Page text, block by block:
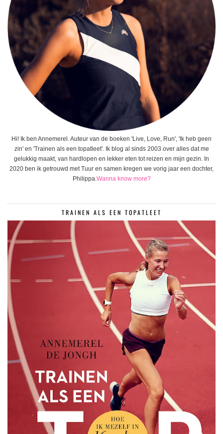
Hi! Ik ben Annemerel. Auteur van de boeken 'Live, Love, Run', 'Ik heb geen
zin' en 'Trainen als een topatleet'. Ik blog al sinds 2003 over alles dat me
gelukkig maakt, van hardlopen en lekker eten tot reizen en mijn gezin. In
2020 ben ik getrouwd met Tuur en samen kregen we vorig jaar een dochter,
Philippa.Wanna know more?
TRAINEN ALS EEN TOPATLEET